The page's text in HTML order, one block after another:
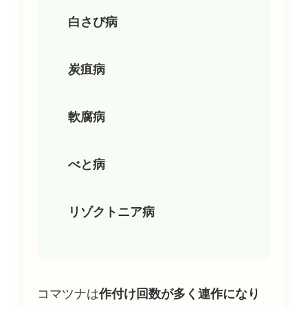
白さび病
炭疽病
軟腐病
べと病
リゾクトニア病
コマツナは作付け回数が多く連作になり